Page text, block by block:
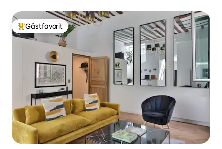
Populär gästfavorit
Gästfavorit